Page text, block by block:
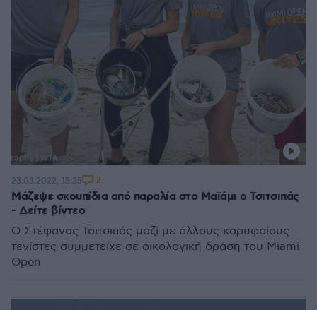
Μάζεψε σκουπίδια από παραλία στο Μαϊάμι ο Τσιτσιπάς
- Δείτε βίντεο
Ο Στέφανος Τσιτσιπάς μαζί με άλλους κορυφαίους
τενίστες συμμετείχε σε οικολογική δράση του Miami
Open
23.03.2022, 15:35 2